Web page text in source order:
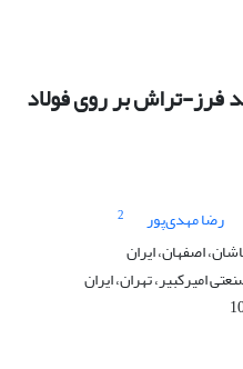
فرز-تراش بر روی فولاد
رضا مهدی‌پور
2
اصفهان، ایران
امیرکبیر، تهران، ایران